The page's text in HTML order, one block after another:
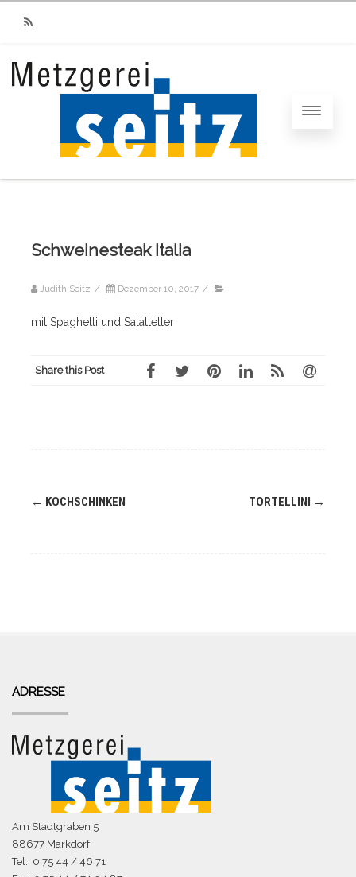
RSS
Schweinesteak Italia
Judith Seitz / Dezember 10, 2017 /
mit Spaghetti und Salatteller
Share this Post
Navigation
← KOCHSCHINKEN TORTELLINI →
ADRESSE
Am Stadtgraben 5
88677 Markdorf
Tel.: 0 75 44 / 46 71